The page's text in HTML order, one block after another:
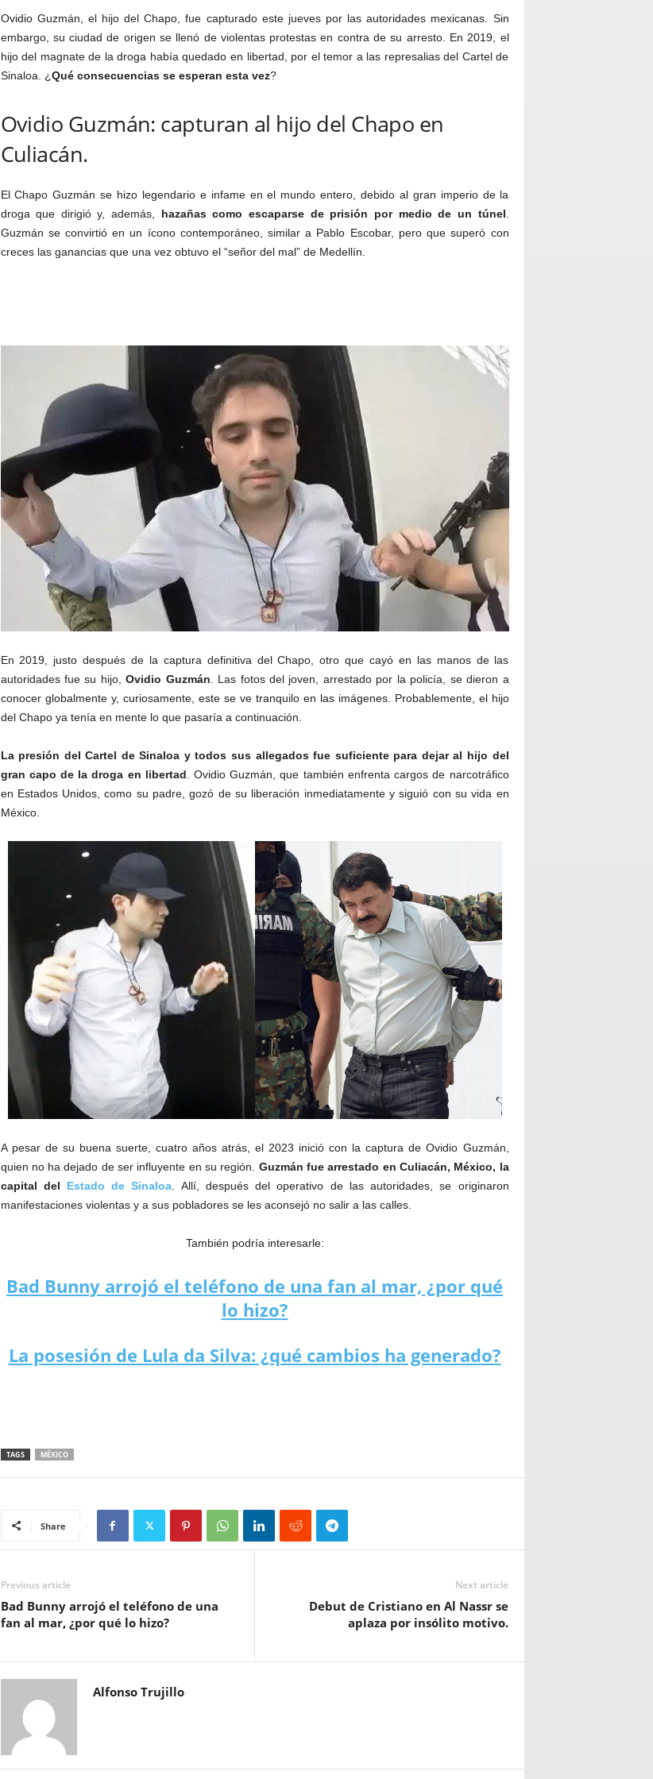
Ovidio Guzmán, el hijo del Chapo, fue capturado este jueves por las autoridades mexicanas. Sin
embargo, su ciudad de origen se llenó de violentas protestas en contra de su arresto. En 2019, el
hijo del magnate de la droga había quedado en libertad, por el temor a las represalias del Cartel de
Sinaloa. ¿Qué consecuencias se esperan esta vez?
Ovidio Guzmán: capturan al hijo del Chapo en
Culiacán.
El Chapo Guzmán se hizo legendario e infame en el mundo entero, debido al gran imperio de la
droga que dirigió y, además, hazañas como escaparse de prisión por medio de un túnel
Guzmán se convirtió en un ícono contemporáneo, similar a Pablo Escobar, pero que superó con
creces las ganancias que una vez obtuvo el “señor del mal” de Medellín.
En 2019, justo después de la captura definitiva del Chapo, otro que cayó en las manos de las
autoridades fue su hijo,Ovidio Guzmán . Las fotos del joven, arrestado por la policía, se dieron a
conocer globalmente y, curiosamente, este se ve tranquilo en las imágenes. Probablemente, el hijo
del Chapo ya tenía en mente lo que pasaría a continuación.
La presión del Cartel de Sinaloa y todos sus allegados fue suficiente para dejar al hijo del
gran capo de la droga en libertad . Ovidio Guzmán, que también enfrenta cargos de narcotráfico
en Estados Unidos, como su padre, gozó de su liberación inmediatamente y siguió con su vida en
México.
A pesar de su buena suerte, cuatro años atrás, el 2023 inició con la captura de Ovidio Guzmán,
quien no ha dejado de ser influyente en su región. Guzmán fue arrestado en Culiacán, México, la
capital del Estado de Sinaloa . Allí, después del operativo de las autoridades, se originaron
manifestaciones violentas y a sus pobladores se les aconsejó no salir a las calles.
También podría interesarle:
Bad Bunny arrojó el teléfono de una fan al mar, ¿por qué
lo hizo?
La posesión de Lula da Silva: ¿qué cambios ha generado?
TAGS MÉXICO
Share
Previous article
Bad Bunny arrojó el teléfono de una
fan al mar, ¿por qué lo hizo?
Next article
Debut de Cristiano en Al Nassr se
aplaza por insólito motivo.
Alfonso Trujillo